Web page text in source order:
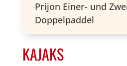
Prijon Einer- und
Doppelpaddel
KAJAKS